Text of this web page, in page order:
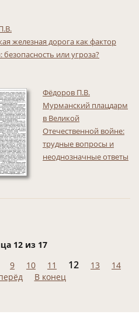
железная дорога как фактор
безопасность или угроза?
Фёдоров П.В.
Мурманский плацдарм
в Великой
Отечественной войне:
трудные вопросы и
неоднозначные ответы
12 из 17
9 10 11 12 13
14
В конец